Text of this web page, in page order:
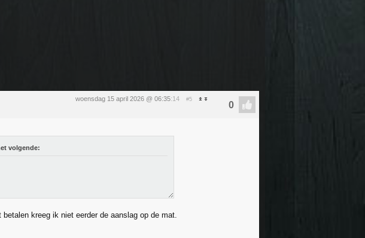
woensdag 15 april 2026 @ 06:35:14 #5
volgende:
kreeg ik niet eerder de aanslag op de mat.